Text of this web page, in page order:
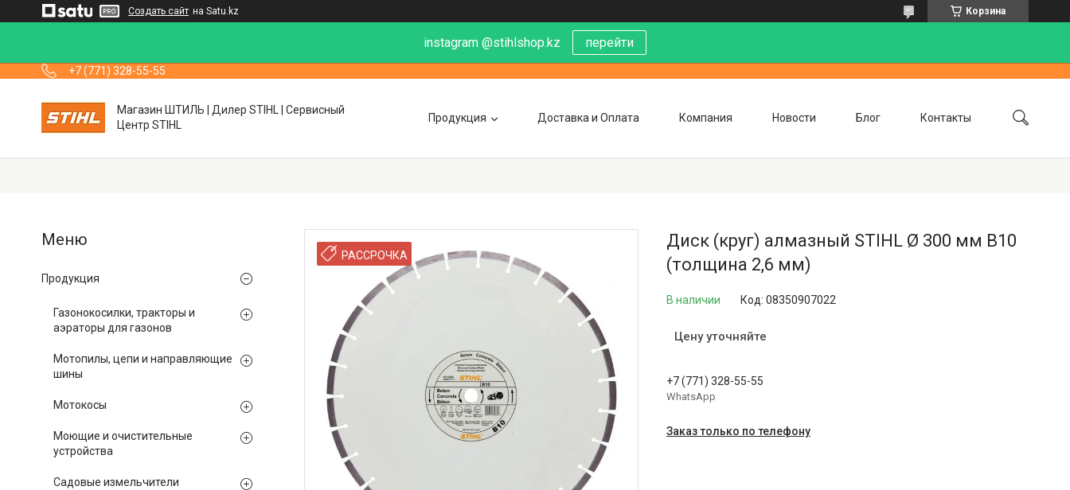
Создать сайт на Satu.kz Корзина
instagram @stihlshop.kz перейти
+7 (771) 328-55-55
Магазин ШТИЛЬ | Дилер STIHL | Сервисный
Центр STIHL
Продукция Доставка и Оплата Компания Новости Блог Контакты
РАССРОЧКА
Диск (круг) алмазный STIHL Ø 300 мм B10
(толщина 2,6 мм)
В наличии Код: 08350907022
Цену уточняйте
+7 (771) 328-55-55
WhatsApp
Заказ только по телефону
Продукция
Газонокосилки, тракторы и
аэраторы для газонов
Мотопилы, цепи и направляющие
шины
Мотокосы
Моющие и очистительные
устройства
Садовые измельчители